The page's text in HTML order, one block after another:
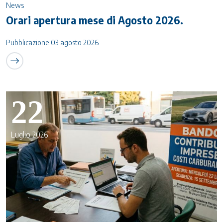
News
Orari apertura mese di Agosto 2026.
Pubblicazione 03 agosto 2026
22
Luglio 2026